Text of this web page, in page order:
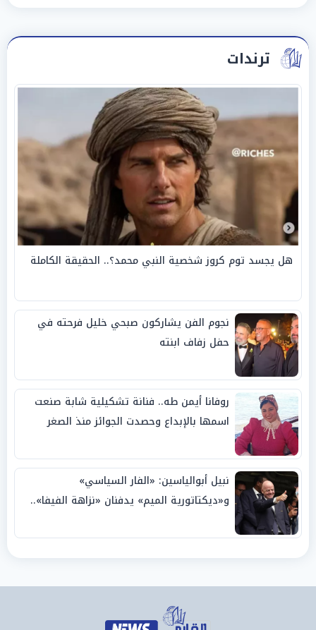
ترندات
هل يجسد توم كروز شخصية النبي محمد؟.. الحقيقة الكاملة
نجوم الفن يشاركون صبحي خليل فرحته في
حفل زفاف ابنته
روفانا أيمن طه.. فنانة تشكيلية شابة صنعت
اسمها بالإبداع وحصدت الجوائز منذ الصغر
نبيل أبوالياسين: «الفار السياسي»
و«ديكتاتورية الميم» يدفنان «نزاهة الفيفا»..